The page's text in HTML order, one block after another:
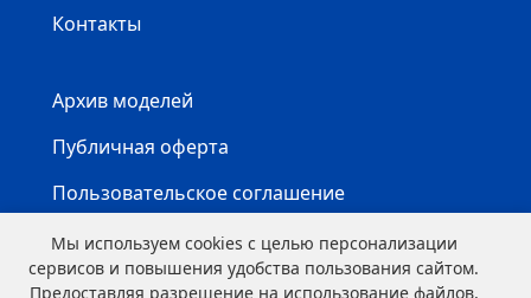
Контакты
Архив моделей
Публичная оферта
Пользовательское соглашение
Карта сайта
Мы используем cookies с целью персонализации
сервисов и повышения удобства пользования сайтом.
Предоставляя разрешение на использование файлов,